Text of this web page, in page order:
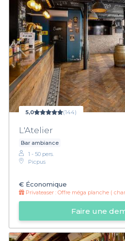
5,0 (144)
L'Atelier
Bar ambiance
1 - 50 pers.
Picpus
€ Économique
Privateaser : Offre méga planche ( charcuterie, mixte
Faire une